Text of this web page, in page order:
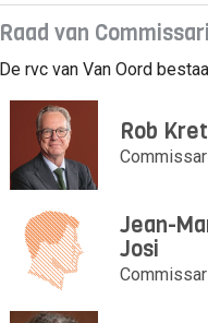
Raad van
De rvc van Van Oord
Rob
Jean-
Josi